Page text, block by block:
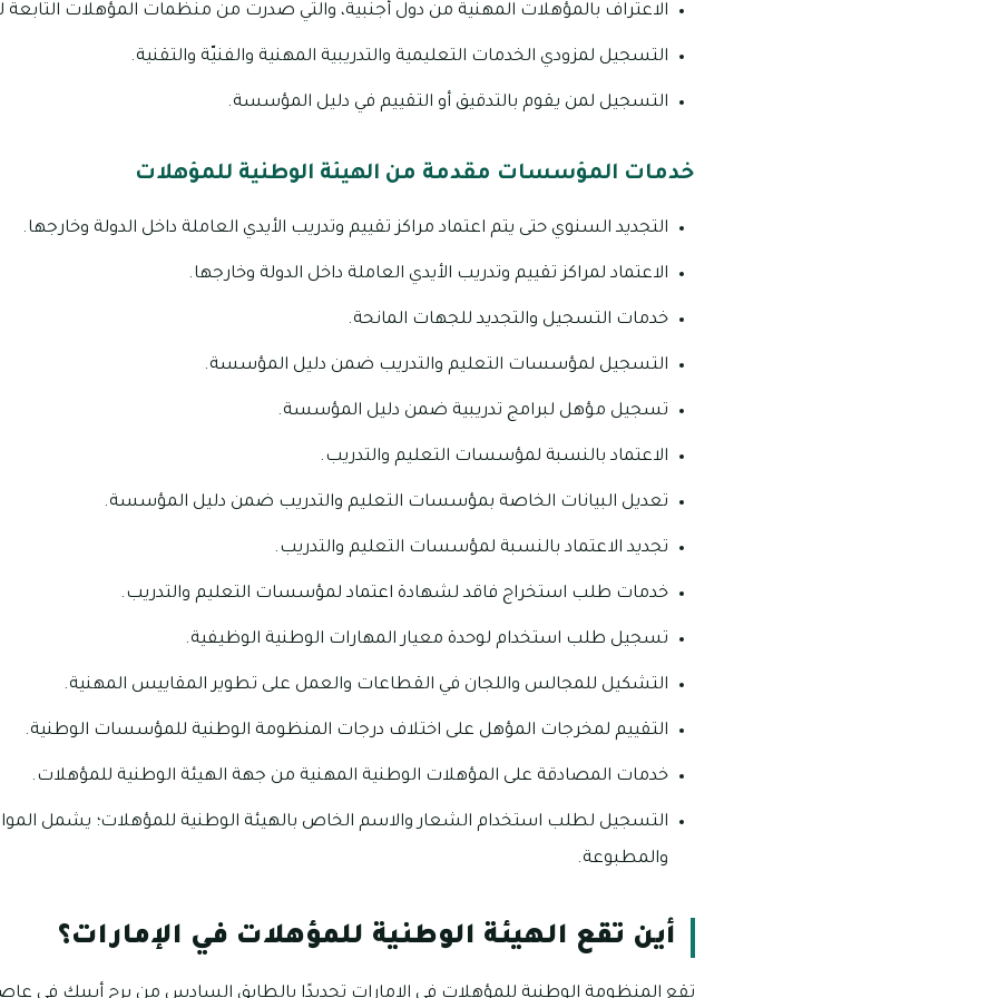
الاعتراف بالمؤهلات المهنية من دول أجنبية، والتي صدرت من منظمات المؤهلات التابعة
التسجيل لمزودي الخدمات التعليمية والتدريبية المهنية والفنيّة والتقنية.
التسجيل لمن يقوم بالتدقيق أو التقييم في دليل المؤسسة.
خدمات المؤسسات مقدمة من الهيئة الوطنية للمؤهلات
التجديد السنوي حتى يتم اعتماد مراكز تقييم وتدريب الأيدي العاملة داخل الدولة وخارجها.
الاعتماد لمراكز تقييم وتدريب الأيدي العاملة داخل الدولة وخارجها.
خدمات التسجيل والتجديد للجهات المانحة.
التسجيل لمؤسسات التعليم والتدريب ضمن دليل المؤسسة.
تسجيل مؤهل لبرامج تدريبية ضمن دليل المؤسسة.
الاعتماد بالنسبة لمؤسسات التعليم والتدريب.
تعديل البيانات الخاصة بمؤسسات التعليم والتدريب ضمن دليل المؤسسة.
تجديد الاعتماد بالنسبة لمؤسسات التعليم والتدريب.
خدمات طلب استخراج فاقد لشهادة اعتماد لمؤسسات التعليم والتدريب.
تسجيل طلب استخدام لوحدة معيار المهارات الوطنية الوظيفية.
التشكيل للمجالس واللجان في القطاعات والعمل على تطوير المقاييس المهنية.
التقييم لمخرجات المؤهل على اختلاف درجات المنظومة الوطنية للمؤسسات الوطنية.
خدمات المصادقة على المؤهلات الوطنية المهنية من جهة الهيئة الوطنية للمؤهلات.
التسجيل لطلب استخدام الشعار والاسم الخاص بالهيئة الوطنية للمؤهلات؛ يشمل
والمطبوعة.
أين تقع الهيئة الوطنية للمؤهلات في الإمارات؟
تقع المنظومة الوطنية للمؤهلات في الإمارات تحديدًا بالطابق السادس من برج أيبيك في